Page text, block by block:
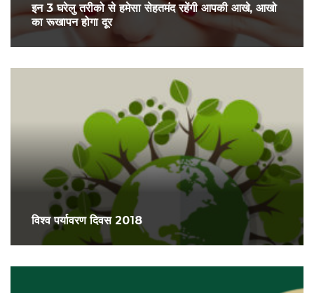
इन 3 घरेलु तरीको से हमेसा सेहतमंद रहेंगी आपकी आखे, आखो
का रूखापन होगा दूर
विश्व पर्यावरण दिवस 2018